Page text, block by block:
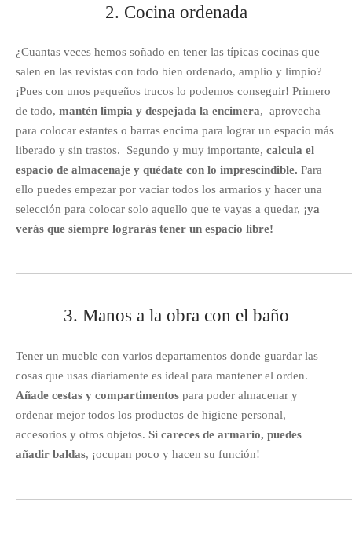
2. Cocina ordenada
¿Cuantas veces hemos soñado en tener las típicas cocinas que
salen en las revistas con todo bien ordenado, amplio y limpio?
¡Pues con unos pequeños trucos lo podemos conseguir! Primero
de todo, mantén limpia y despejada la encimera, aprovecha
para colocar estantes o barras encima para lograr un espacio más
liberado y sin trastos. Segundo y muy importante, calcula el
espacio de almacenaje y quédate con lo imprescindible. Para
ello puedes empezar por vaciar todos los armarios y hacer una
selección para colocar solo aquello que te vayas a quedar, ¡ya
verás que siempre lograrás tener un espacio libre!
3. Manos a la obra con el baño
Tener un mueble con varios departamentos donde guardar las
cosas que usas diariamente es ideal para mantener el orden.
Añade cestas y compartimentos para poder almacenar y
ordenar mejor todos los productos de higiene personal,
accesorios y otros objetos. Si careces de armario, puedes
añadir baldas, ¡ocupan poco y hacen su función!